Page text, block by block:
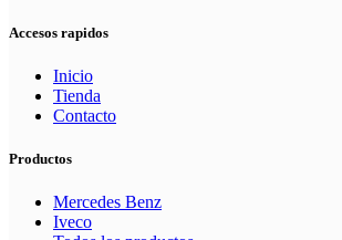
Accesos rapidos
Inicio
Tienda
Contacto
Productos
Mercedes Benz
Iveco